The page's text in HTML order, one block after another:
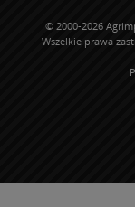
© 2000-2026
Wszelkie prawa